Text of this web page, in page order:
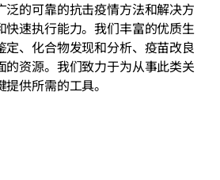
泛的可靠的抗击疫情方法和解决方
快速执行能力。我们丰富的优质生
定、化合物发现和分析、疫苗改良
的资源。我们致力于为从事此类关
供所需的工具。